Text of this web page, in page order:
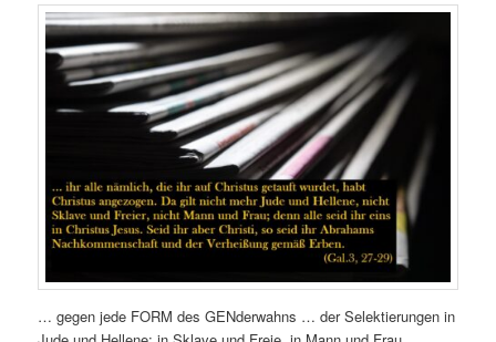
… gegen jede FORM des GENderwahns … der Selektierungen in